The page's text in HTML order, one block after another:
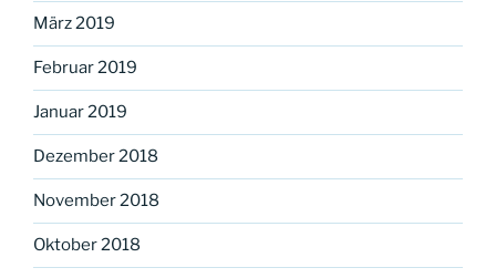
März 2019
Februar 2019
Januar 2019
Dezember 2018
November 2018
Oktober 2018